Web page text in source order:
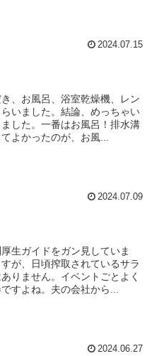
2024.07.15
、お風呂、浴室乾燥機、レン
いました。結論、めっちゃい
した。一番はお風呂！排水溝
よかったのが、お風...
2024.07.09
生ガイドをガン見していま
が、日頃搾取されているサラ
りません。イベントごとよく
すよね。夫の会社から...
2024.06.27